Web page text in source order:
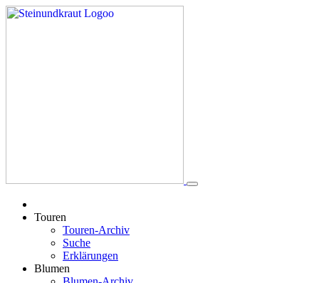
Touren
Touren-Archiv
Suche
Erklärungen
Blumen